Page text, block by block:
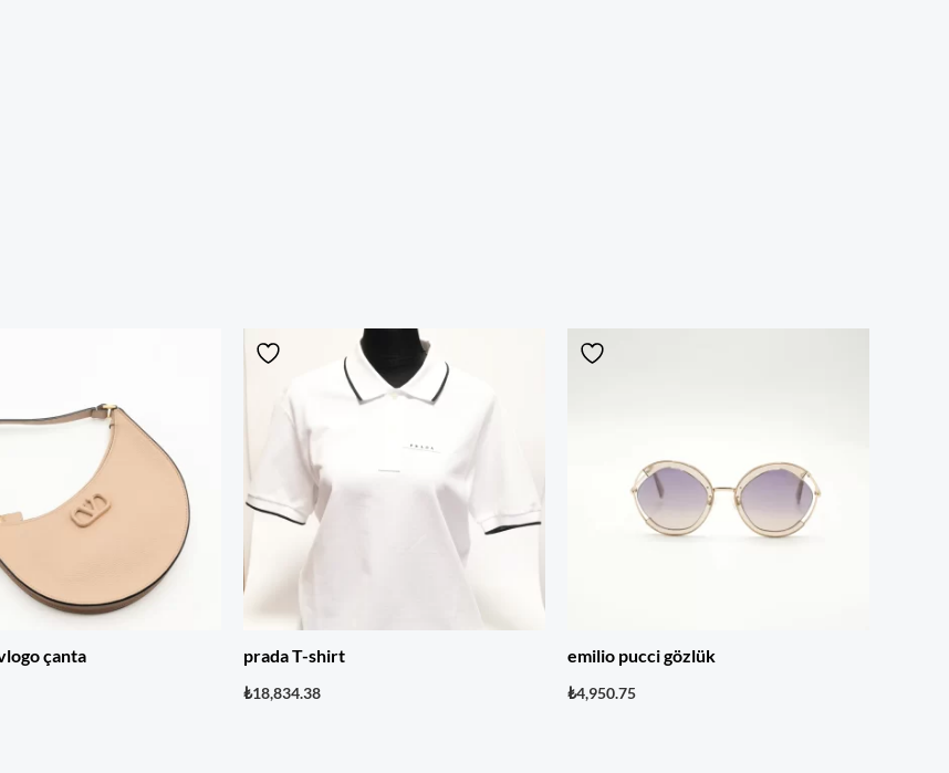
çanta prada T-shirt
₺18,834.38
emilio pucci gözlük
₺4,950.75